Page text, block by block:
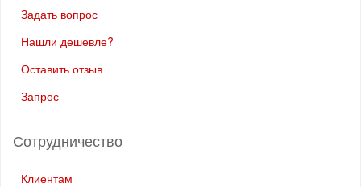
Задать вопрос
Нашли дешевле?
Оставить отзыв
Запрос
Сотрудничество
Клиентам